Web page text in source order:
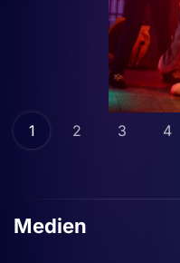
1 2 3 4
Medien